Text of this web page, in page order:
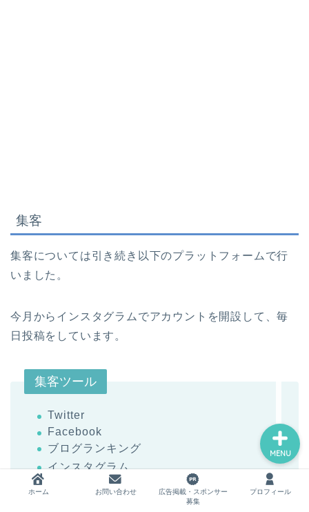
集客
集客については引き続き以下のプラットフォームで行
いました。
今月からインスタグラムでアカウントを開設して、毎
日投稿をしています。
集客ツール
Twitter
Facebook
ブログランキング
インスタグラム
ホーム お問い合わせ
広告掲載・スポンサー
募集
プロフィール
MENU
ホーム
広告掲載・スポンサー募集